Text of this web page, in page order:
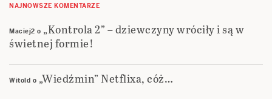
NAJNOWSZE KOMENTARZE
Maciej2 o „Kontrola 2” – dziewczyny wróciły i są w
świetnej formie!
Witold o „Wiedźmin” Netflixa, cóż…